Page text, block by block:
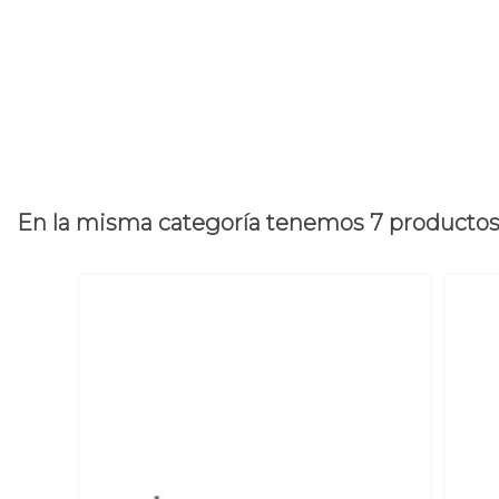
En la misma categoría tenemos 7 productos